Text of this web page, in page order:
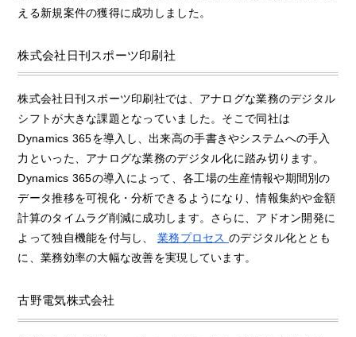
える新規案件の獲得に成功しました。
株式会社日刊スポーツ印刷社
株式会社日刊スポーツ印刷社では、アナログな業務のデジタル
シフトが大きな課題となっていました。そこで同社は
Dynamics 365を導入し、出来高の手書きやシステムへの手入
力といった、アナログな業務のデジタル化に踏み切ります。
Dynamics 365の導入によって、各工場の生産情報や期間別の
データ推移を可視化・分析できるようになり、情報集約や金額
計算のタイムラグ削減に成功します。さらに、アドオン開発に
よって独自機能を付与し、業務プロセスのデジタル化ととも
に、業務効率の大幅な改善を実現しています。
古野電気株式会社